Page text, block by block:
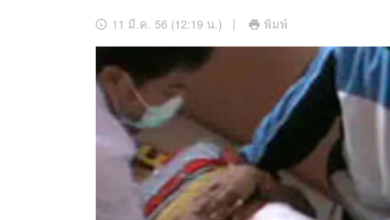
อัปเดตจีน
เช็กข่าวชัวร์
ดาวน์โหลดสนุกแอปฟรี ติดตามสนุกโ
11 มี.ค. 56 (12:19 น.) พิมพ์